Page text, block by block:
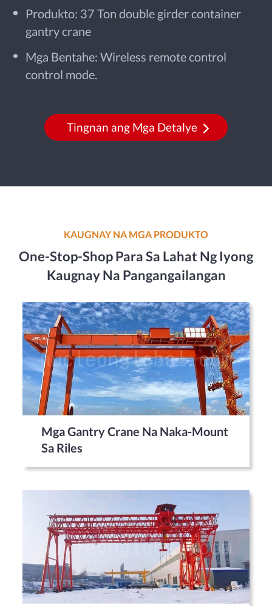
Produkto: 37 Ton double girder container
gantry crane
Mga Bentahe: Wireless remote control
control mode.
Tingnan ang Mga Detalye
KAUGNAY NA MGA PRODUKTO
One-Stop-Shop Para Sa Lahat Ng Iyong
Kaugnay Na Pangangailangan
Mga Gantry Crane Na Naka-Mount
Sa Riles